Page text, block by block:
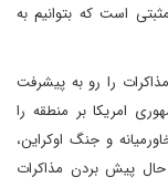
است که بتوانیم به
را رو به پیشرفت
امریکا بر منطقه را
و جنگ اوکراین،
پیش بردن مذاکرات